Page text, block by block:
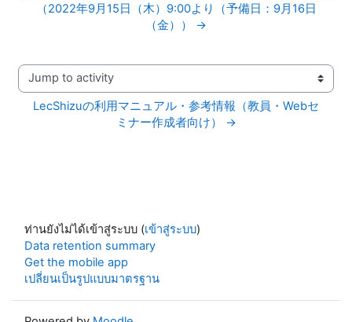
（2022年9月15日（木）9:00より（予備日：9月16日
（金）） →
Jump to activity
LecShizuの利用マニュアル・参考情報（教員・Webセ
ミナー作成者向け） →
ท่านยังไม่ได้เข้าสู่ระบบ (เข้าสู่ระบบ)
Data retention summary
Get the mobile app
เปลี่ยนเป็นรูปแบบมาตรฐาน